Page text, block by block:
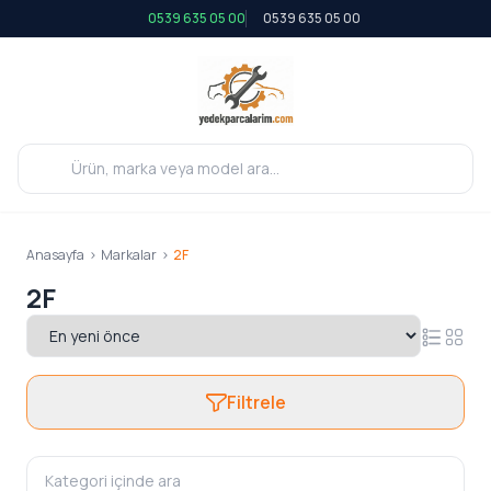
0539 635 05 00 0539 635 05 00
Anasayfa > Markalar > 2F
2F
Filtrele